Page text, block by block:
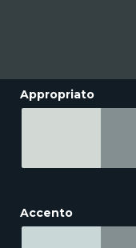
Appropriato
Accento